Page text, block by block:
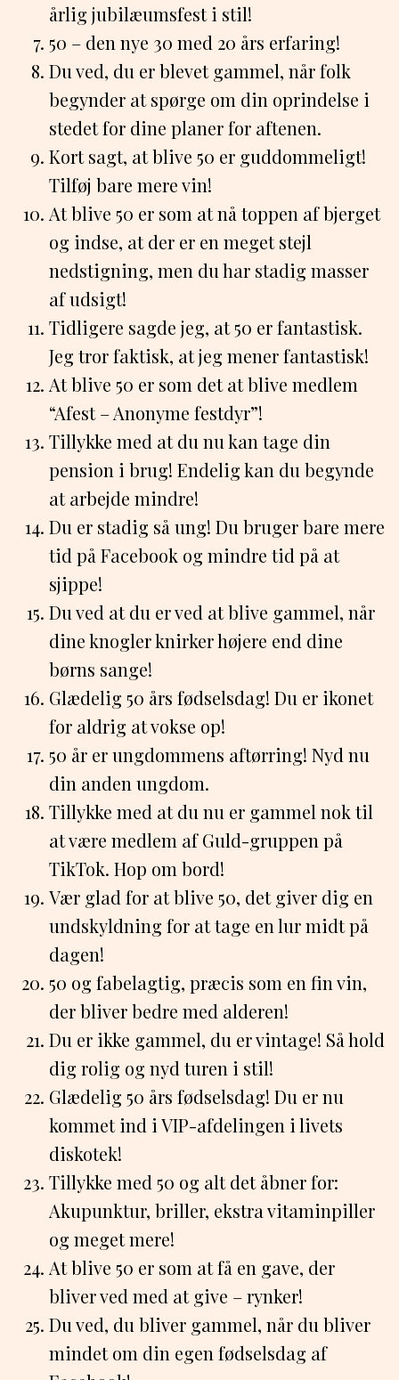
årlig jubilæumsfest i stil!
50 – den nye 30 med 20 års erfaring!
Du ved, du er blevet gammel, når folk
begynder at spørge om din oprindelse i
stedet for dine planer for aftenen.
Kort sagt, at blive 50 er guddommeligt!
Tilføj bare mere vin!
At blive 50 er som at nå toppen af bjerget
og indse, at der er en meget stejl
nedstigning, men du har stadig masser
af udsigt!
Tidligere sagde jeg, at 50 er fantastisk.
Jeg tror faktisk, at jeg mener fantastisk!
At blive 50 er som det at blive medlem
“Afest – Anonyme festdyr”!
Tillykke med at du nu kan tage din
pension i brug! Endelig kan du begynde
at arbejde mindre!
Du er stadig så ung! Du bruger bare mere
tid på Facebook og mindre tid på at
sjippe!
Du ved at du er ved at blive gammel, når
dine knogler knirker højere end dine
børns sange!
Glædelig 50 års fødselsdag! Du er ikonet
for aldrig at vokse op!
50 år er ungdommens aftørring! Nyd nu
din anden ungdom.
Tillykke med at du nu er gammel nok til
at være medlem af Guld-gruppen på
TikTok. Hop om bord!
Vær glad for at blive 50, det giver dig en
undskyldning for at tage en lur midt på
dagen!
50 og fabelagtig, præcis som en fin vin,
der bliver bedre med alderen!
Du er ikke gammel, du er vintage! Så hold
dig rolig og nyd turen i stil!
Glædelig 50 års fødselsdag! Du er nu
kommet ind i VIP-afdelingen i livets
diskotek!
Tillykke med 50 og alt det åbner for:
Akupunktur, briller, ekstra vitaminpiller
og meget mere!
At blive 50 er som at få en gave, der
bliver ved med at give – rynker!
Du ved, du bliver gammel, når du bliver
mindet om din egen fødselsdag af